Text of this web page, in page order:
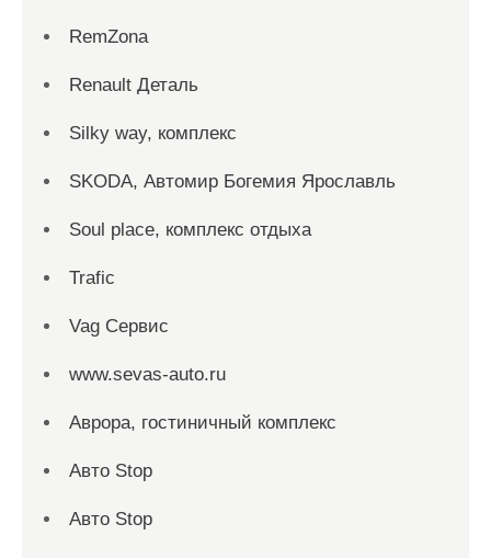
RemZona
Renault Деталь
Silky way, комплекс
SKODA, Автомир Богемия Ярославль
Soul place, комплекс отдыха
Trafic
Vag Сервис
www.sevas-auto.ru
Аврора, гостиничный комплекс
Авто Stop
Авто Stop